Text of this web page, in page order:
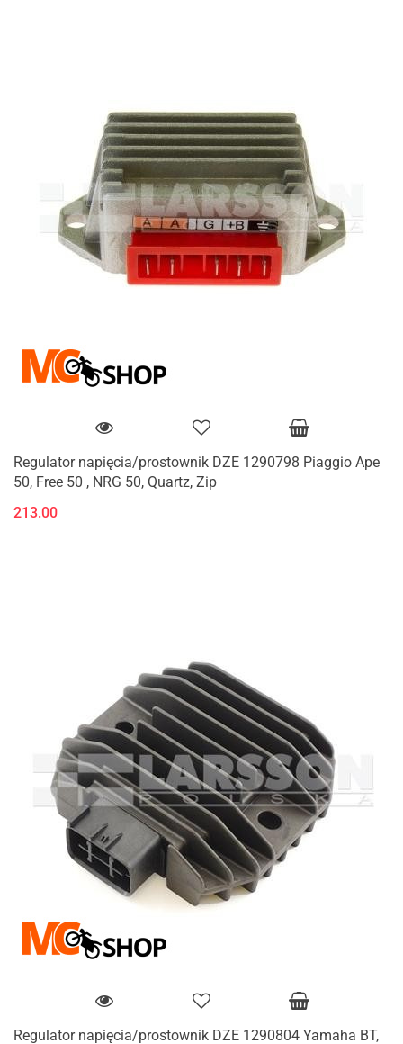
Regulator napięcia/prostownik DZE 1290798 Piaggio Ape
50, Free 50 , NRG 50, Quartz, Zip
213.00
Regulator napięcia/prostownik DZE 1290804 Yamaha BT,